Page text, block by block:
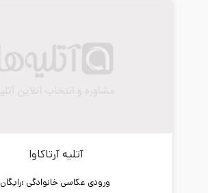
آتلیه آرتاکاوا
ورودی عکاسی خانوادگی :رایگان